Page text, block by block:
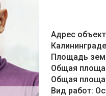
Адрес
Площадь
Общая
Общая
Вид работ: